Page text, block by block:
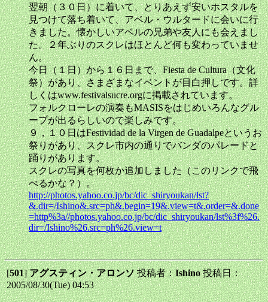
翌朝（３０日）に着いて、とりあえず安いホスタルを
見つけて落ち着いて、アベル・ウルタードに会いに行
きました。懐かしいアベルの兄弟や友人にも会えまし
た。２年ぶりのスクレはほとんど何も変わっていませ
ん。
今日（１日）から１６日まで、Fiesta de Cultura（文化
祭）があり、さまざまなイベントが目白押しです。詳
しくはwww.festivalsucre.orgに掲載されています。
フォルクローレの演奏もMASISをはじめいろんなグル
ープが出るらしいので楽しみです。
９，１０日はFestividad de la Virgen de Guadalpeというお
祭りがあり、スクレ市内の通りでバンダのパレードと
踊りがあります。
スクレの写真を何枚か追加しました（このリンクで飛
べるかな？）。
http://photos.yahoo.co.jp/bc/dic_shiryoukan/lst?
&.dir=/Ishino&.src=ph&.begin=19&.view=t&.order=&.done
=http%3a//photos.yahoo.co.jp/bc/dic_shiryoukan/lst%3f%26.
dir=/Ishino%26.src=ph%26.view=t
[501]アグスティン・アロンソ投稿者：Ishino投稿日：
2005/08/30(Tue) 04:53